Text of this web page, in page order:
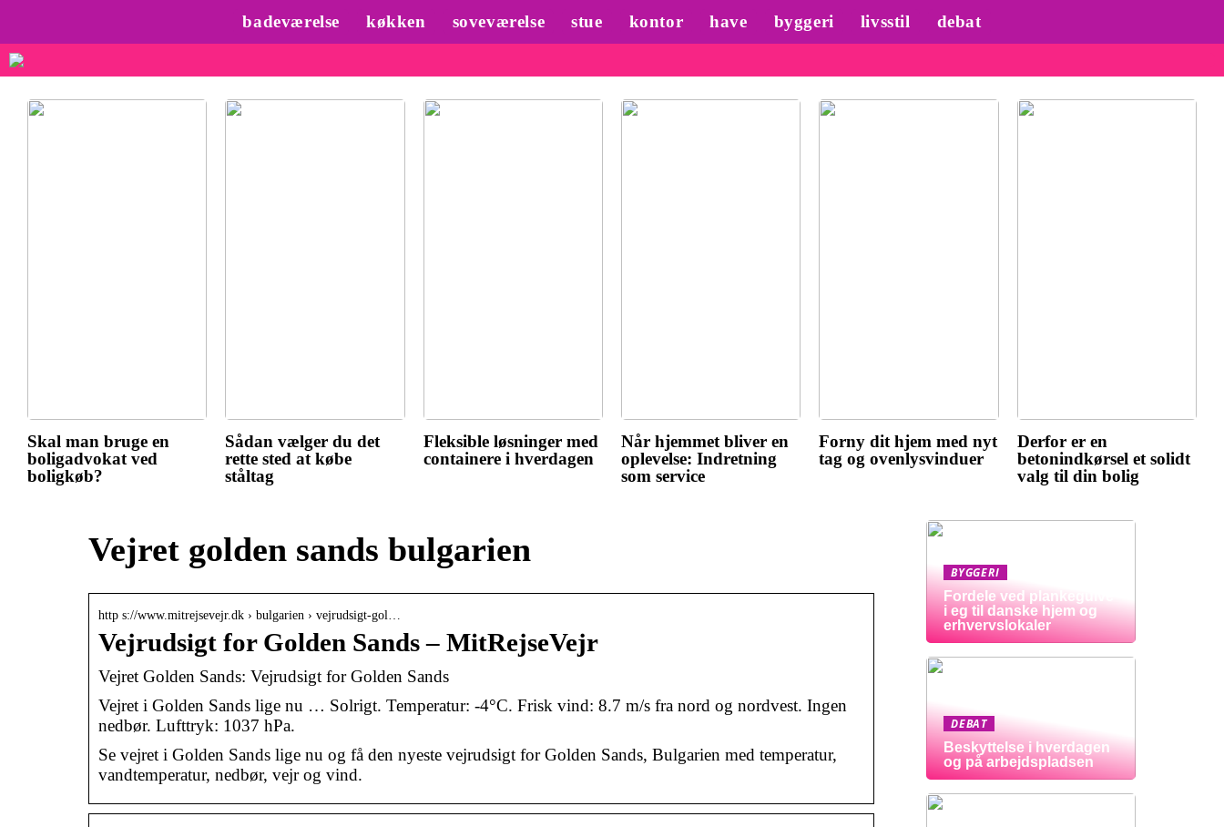
badeværelse køkken soveværelse stue kontor have byggeri livsstil debat
Skal man bruge en
boligadvokat ved
boligkøb?
Sådan vælger du det
rette sted at købe
ståltag
Fleksible løsninger med
containere i hverdagen
Når hjemmet bliver en
oplevelse: Indretning
som service
Forny dit hjem med nyt
tag og ovenlysvinduer
Derfor er en
betonindkørsel et solidt
valg til din bolig
Vejret golden sands bulgarien
http s://www.mitrejsevejr.dk › bulgarien › vejrudsigt-gol…
Vejrudsigt for Golden Sands – MitRejseVejr
Vejret Golden Sands: Vejrudsigt for Golden Sands
Vejret i Golden Sands lige nu … Solrigt. Temperatur: -4°C. Frisk vind: 8.7 m/s fra nord og nordvest. Ingen
nedbør. Lufttryk: 1037 hPa.
Se vejret i Golden Sands lige nu og få den nyeste vejrudsigt for Golden Sands, Bulgarien med temperatur,
vandtemperatur, nedbør, vejr og vind.
BYGGERI
Fordele ved plankegulve
i eg til danske hjem og
erhvervslokaler
DEBAT
Beskyttelse i hverdagen
og på arbejdspladsen